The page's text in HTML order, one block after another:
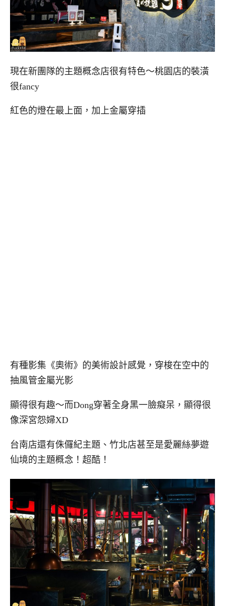
現在新團隊的主題概念店很有特色～桃園店的裝潢
很fancy
紅色的燈在最上面，加上金屬穿插
有種影集《奧術》的美術設計感覺，穿梭在空中的
抽風管金屬光影
顯得很有趣～而Dong穿著全身黑一臉癡呆，顯得很
像深宮怨婦XD
台南店還有侏儸紀主題、竹北店甚至是愛麗絲夢遊
仙境的主題概念！超酷！